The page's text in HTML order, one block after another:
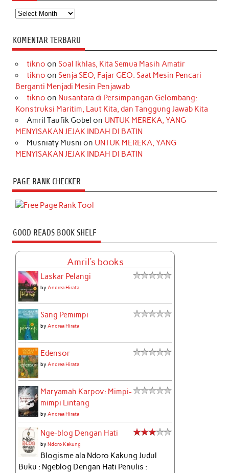
Arsip
KOMENTAR TERBARU
tikno on Soal Ikhlas, Kita Semua Masih Amatir
tikno on Senja SEO, Fajar GEO: Saat Mesin Pencari
Berganti Menjadi Mesin Penjawab
tikno on Nusantara di Persimpangan Gelombang:
Konstruksi Maritim, Laut Kita, dan Tanggung Jawab Kita
Amril Taufik Gobel on UNTUK MEREKA, YANG
MENYISAKAN JEJAK INDAH DI BATIN
Musniaty Musni on UNTUK MEREKA, YANG
MENYISAKAN JEJAK INDAH DI BATIN
PAGE RANK CHECKER
GOOD READS BOOK SHELF
Amril's books
Laskar Pelangi
byAndrea Hirata
Sang Pemimpi
byAndrea Hirata
Edensor
byAndrea Hirata
Maryamah Karpov: Mimpi-
mimpi Lintang
byAndrea Hirata
Nge-blog Dengan Hati
byNdoro Kakung
Blogisme ala Ndoro Kakung Judul
Buku : Ngeblog Dengan Hati Penulis :